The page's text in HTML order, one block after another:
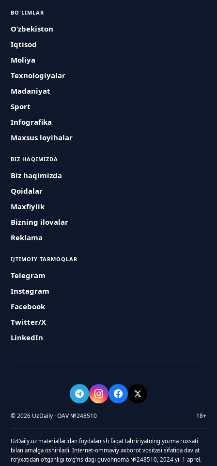
BO'LIMLAR
O‘zbekiston
Iqtisod
Moliya
Texnologiyalar
Madaniyat
Sport
Infografika
Maxsus loyihalar
BIZ HAQIMIZDA
Biz haqimizda
Qoidalar
Maxfiylik
Bizning ilovalar
Reklama
IJTIMOIY TARMOQLAR
Telegram
Instagram
Facebook
Twitter/X
LinkedIn
© 2026 UzDaily · OAV №248510 18+
UzDaily.uz materiallaridan foydalanish faqat tahririyatning yozma ruxsati
bilan amalga oshiriladi. Internet-ommaviy axborot vositasi sifatida davlat
roʻyxatidan oʻtganligi toʻgʻrisidagi guvohnoma №248510, 2024 yil 1 aprel.